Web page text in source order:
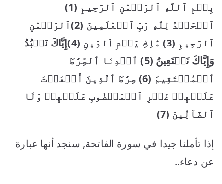
بِسۡمِ ٱللَّهِ ٱلرَّحۡمَٰنِ ٱلرَّحِيمِ (1)
ٱلۡحَمۡدُ لِلَّهِ رَبِّ ٱلۡعَٰلَمِينَ (2)
ٱلرَّحۡمَٰنِ
ٱلرَّحِيمِ (3) مَٰلِكِ يَوۡمِ ٱلدِّينِ (4)
إِيَّاكَ نَعۡبُدُ
وَإِيَّاكَ نَسۡتَعِينُ (5) ٱهۡدِنَا ٱلصِّرَٰطَ
ٱلۡمُسۡتَقِيمَ (6)
صِرَٰطَ ٱلَّذِينَ أَنۡعَمۡتَ
عَلَيۡهِمۡ غَيۡرِ ٱلۡمَغۡضُوبِ عَلَيۡهِمۡ وَلَا
ٱلضَّآلِّينَ (7)
إذا تأملنا جيدا في سورة الفاتحة, سنجد أنها عبارة
عن دعاء..